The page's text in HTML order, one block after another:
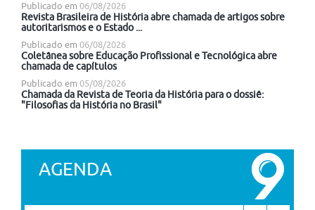
Publicado em 06/08/2026
Revista Brasileira de História abre chamada de artigos sobre
autoritarismos e o Estado ...
Publicado em 06/08/2026
Coletânea sobre Educação Profissional e Tecnológica abre
chamada de capítulos
Publicado em 05/08/2026
Chamada da Revista de Teoria da História para o dossiê:
"Filosofias da História no Brasil"
AGENDA